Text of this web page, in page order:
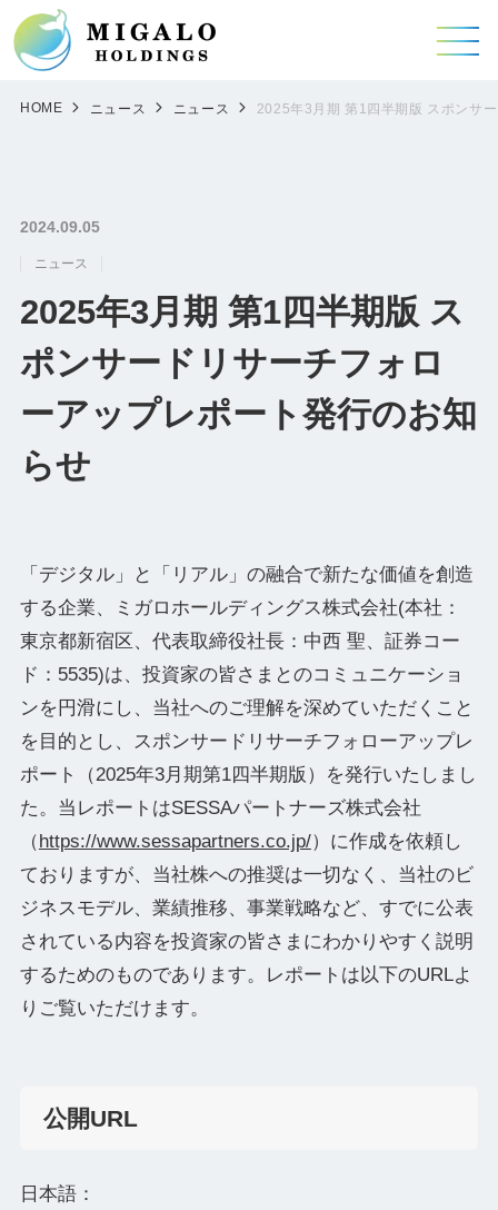
HOME ニュース ニュース 2025年3月期 第1四半期版 スポンサ
2024.09.05
ニュース
2025年3月期 第1四半期版 ス
ポンサードリサーチフォロ
ーアップレポート発行のお知
らせ
「デジタル」と「リアル」の融合で新たな価値を創造
する企業、ミガロホールディングス株式会社(本社：
東京都新宿区、代表取締役社⻑：中⻄ 聖、証券コー
ド：5535)は、投資家の皆さまとのコミュニケーショ
ンを円滑にし、当社へのご理解を深めていただくこと
を目的とし、スポンサードリサーチフォローアップレ
ポート（2025年3月期第1四半期版）を発行いたしまし
た。当レポートはSESSAパートナーズ株式会社
（https://www.sessapartners.co.jp/）に作成を依頼し
ておりますが、当社株への推奨は一切なく、当社のビ
ジネスモデル、業績推移、事業戦略など、すでに公表
されている内容を投資家の皆さまにわかりやすく説明
するためのものであります。レポートは以下のURLよ
りご覧いただけます。
公開URL
日本語：